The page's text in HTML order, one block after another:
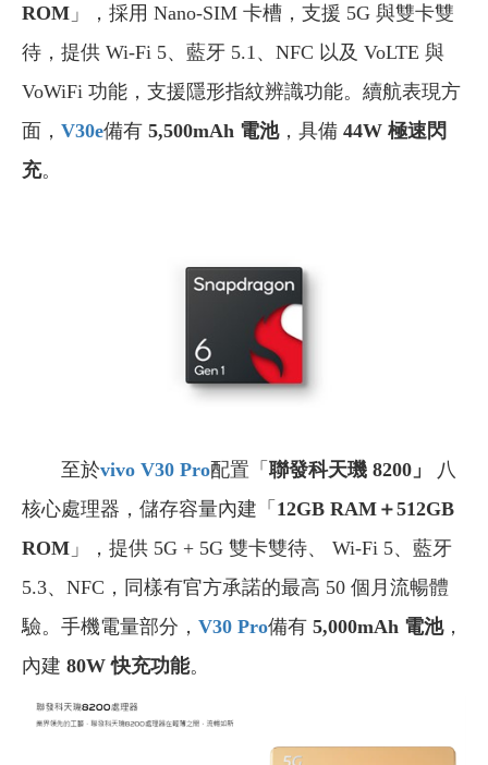
ROM 」，採用 Nano-SIM 卡槽，支援 5G 與雙卡雙
待，提供 Wi-Fi 5、藍牙 5.1、NFC 以及 VoLTE 與
VoWiFi 功能，支援隱形指紋辨識功能。續航表現方
面， V30e備有 5,500mAh 電池，具備 44W 極速閃
充。
至於vivo V30 Pro配置「 聯發科天璣 8200」
八
核心處理器，儲存容量內建「 12GB RAM＋512GB
ROM 」，提供 5G + 5G 雙卡雙待、 Wi-Fi 5、藍牙
5.3、NFC，同樣有官方承諾的最高 50 個月流暢體
驗。手機電量部分， V30 Pro備有 5,000mAh 電池，
內建 80W 快充功能。